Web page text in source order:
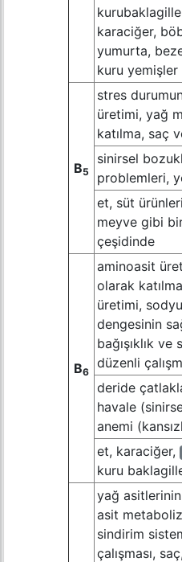
karaciğer,
yumurta,
kuru yemişler
B5
stres
üretimi, yağ
katılma, saç
sinirsel
problemleri,
et, süt
meyve gibi
çeşidinde
B6
aminoasit
olarak
üretimi,
dengesinin
bağışıklık
düzenli
deride
havale
anemi
et, karaciğer,
kuru
yağ
asit
sindirim
çalışması,